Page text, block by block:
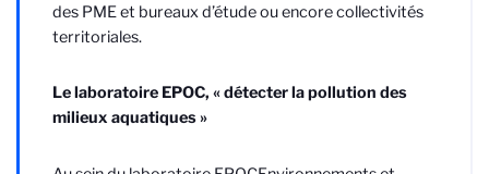
des PME et bureaux d’étudeou encore collectivités
territoriales.
Le laboratoire EPOC, « détecter la pollution des
milieux aquatiques »